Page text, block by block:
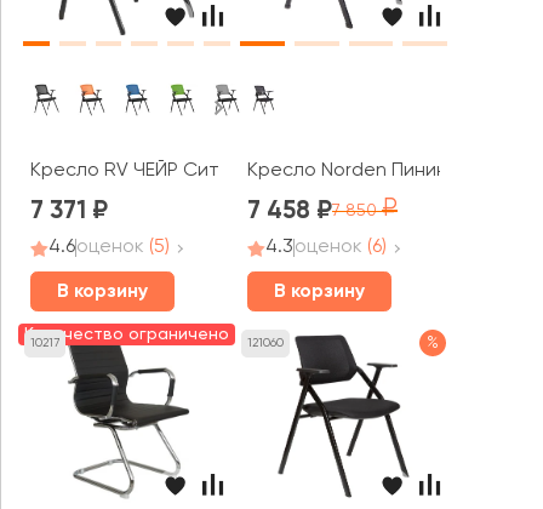
Кресло RV ЧЕЙР Сит / Seat (M2001)
7 371
4.6оценок (5)
В корзину
Кресло Norden Пинин смарт
7 458 7 850
4.3оценок (6)
В корзину
10217
Количество ограничено 121060 %